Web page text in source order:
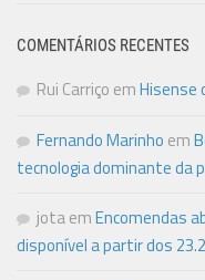
COMENTÁRIOS RECENTES
Rui Carriço emHisense
Fernando Marinho em
tecnologia dominante da
jotaemEncomendas
disponível a partir dos